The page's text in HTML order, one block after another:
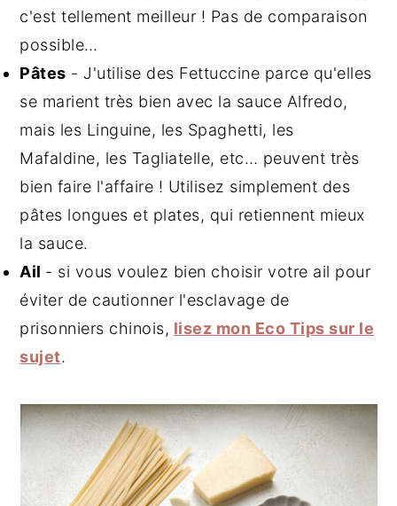
c'est tellement meilleur ! Pas de comparaison
possible…
Pâtes - J'utilise des Fettuccine parce qu'elles
se marient très bien avec la sauce Alfredo,
mais les Linguine, les Spaghetti, les
Mafaldine, les Tagliatelle, etc… peuvent très
bien faire l'affaire ! Utilisez simplement des
pâtes longues et plates, qui retiennent mieux
la sauce.
Ail - si vous voulez bien choisir votre ail pour
éviter de cautionner l'esclavage de
prisonniers chinois, lisez mon Eco Tips sur le
sujet.